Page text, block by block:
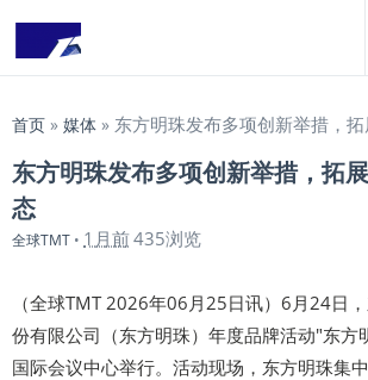
首页 » 媒体 » 东方明珠发布多项创新举措，
东方明珠发布多项创新举措，拓
态
全球TMT • 1月前435浏览
（全球TMT 2026年06月25日讯）6月24日
份有限公司（东方明珠）年度品牌活动"东方
国际会议中心举行。活动现场，东方明珠集